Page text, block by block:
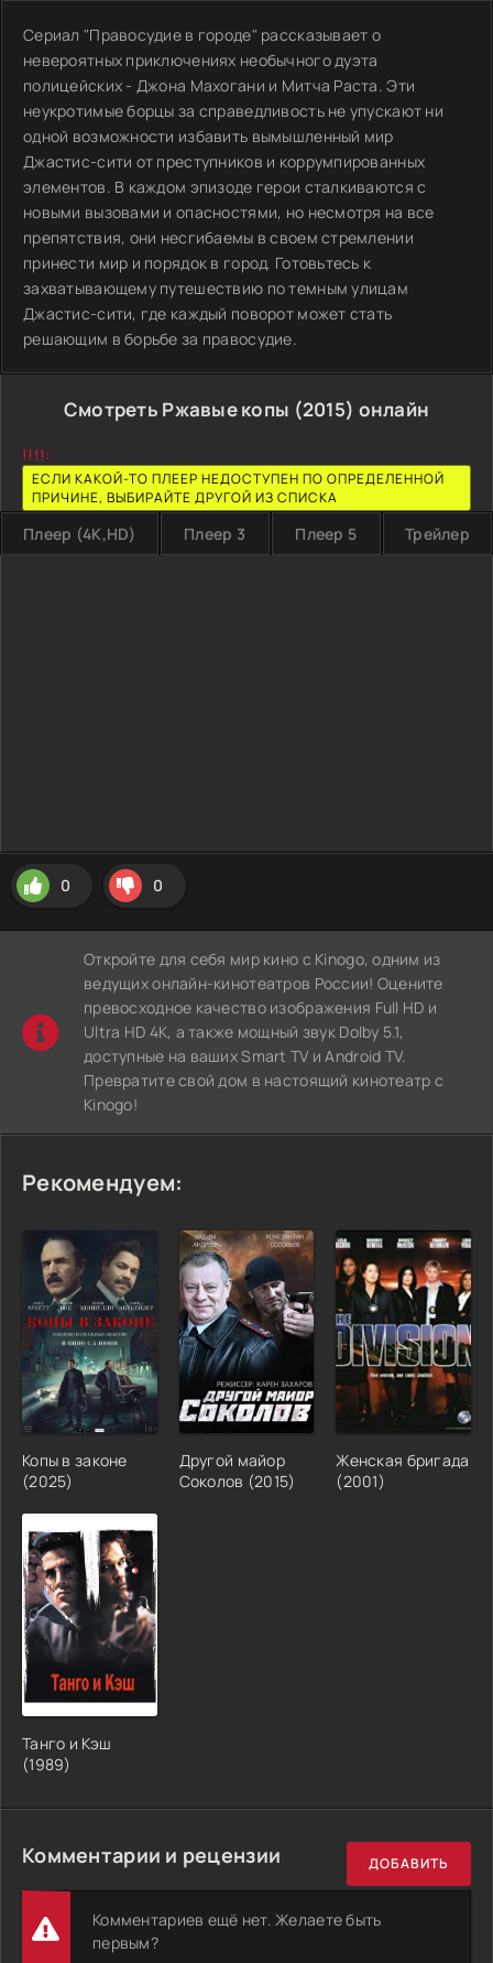
Сериал "Правосудие в городе" рассказывает о
невероятных приключениях необычного дуэта
полицейских - Джона Махогани и Митча Раста. Эти
неукротимые борцы за справедливость не упускают ни
одной возможности избавить вымышленный мир
Джастис-сити от преступников и коррумпированных
элементов. В каждом эпизоде герои сталкиваются с
новыми вызовами и опасностями, но несмотря на все
препятствия, они несгибаемы в своем стремлении
принести мир и порядок в город. Готовьтесь к
захватывающему путешествию по темным улицам
Джастис-сити, где каждый поворот может стать
решающим в борьбе за правосудие.
Смотреть Ржавые копы (2015) онлайн
!!!!:
ЕСЛИ КАКОЙ-ТО ПЛЕЕР НЕДОСТУПЕН ПО ОПРЕДЕЛЕННОЙ
ПРИЧИНЕ, ВЫБИРАЙТЕ ДРУГОЙ ИЗ СПИСКА
Плеер (4K,HD) Плеер 3 Плеер 5 Трейлер
0 0
Откройте для себя мир кино с Kinogo, одним из
ведущих онлайн-кинотеатров России! Оцените
превосходное качество изображения Full HD и
Ultra HD 4K, а также мощный звук Dolby 5.1,
доступные на ваших Smart TV и Android TV.
Превратите свой дом в настоящий кинотеатр с
Kinogo!
Рекомендуем:
Копы в законе
(2025)
Другой майор
Соколов (2015)
Женская бригада
(2001)
Танго и Кэш
(1989)
Комментарии и рецензии ДОБАВИТЬ
Комментариев ещё нет. Желаете быть
первым?